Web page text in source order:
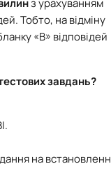
з урахуванням
Тобто, на відміну
«В» відповідей
завдань?
на